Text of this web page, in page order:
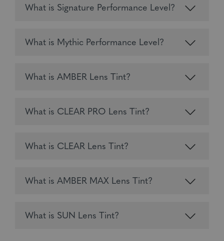
What is Signature Performance Level?
What is Mythic Performance Level?
What is AMBER Lens Tint?
What is CLEAR PRO Lens Tint?
What is CLEAR Lens Tint?
What is AMBER MAX Lens Tint?
What is SUN Lens Tint?